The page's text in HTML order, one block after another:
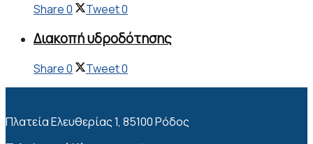
Share0 Tweet0
Διακοπή υδροδότησης
Share0 Tweet0
Πλατεία Ελευθερίας 1, 85100 Ρόδος